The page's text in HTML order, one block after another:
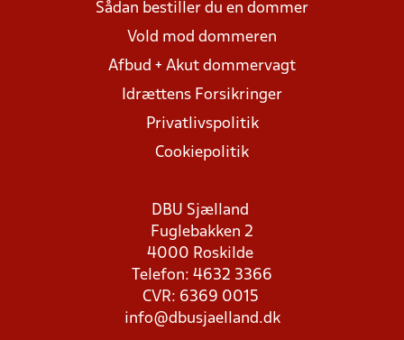
Sådan bestiller du en dommer
Vold mod dommeren
Afbud + Akut dommervagt
Idrættens Forsikringer
Privatlivspolitik
Cookiepolitik
DBU Sjælland
Fuglebakken 2
4000 Roskilde
Telefon: 4632 3366
CVR: 6369 0015
info@dbusjaelland.dk